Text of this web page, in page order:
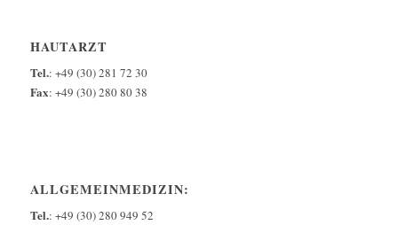
HAUTARZT
Tel.: +49 (30) 281 72 30
Fax: +49 (30) 280 80 38
ALLGEMEINMEDIZIN:
Tel.: +49 (30) 280 949 52